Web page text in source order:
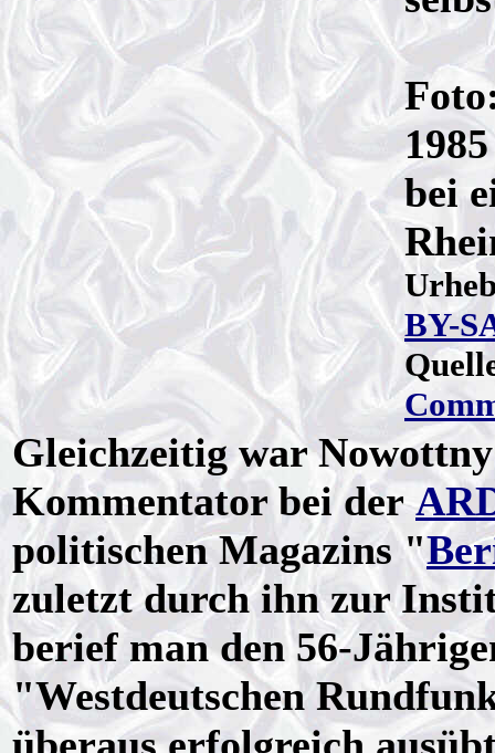
1985
bei
BY-
Gleichzeitig war
Kommentator bei der
politischen Magazins "
zuletzt durch ihn zur
berief man den 56-
"Westdeutschen